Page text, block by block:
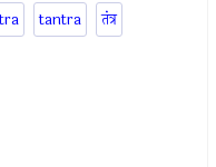
tantra
तंत्र